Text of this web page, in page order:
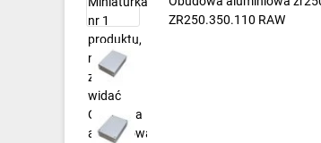
Fotowoltaika
Gniazda i łączniki
Źródła światła
Oprawy oświetleniowe